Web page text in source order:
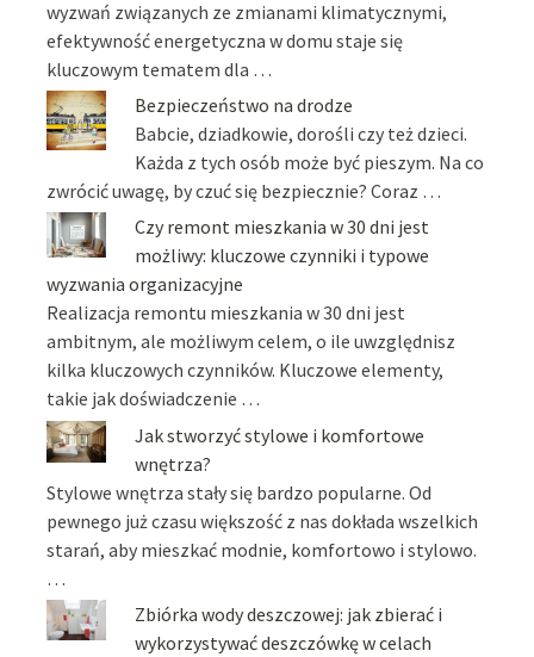
wyzwań związanych ze zmianami klimatycznymi,
efektywność energetyczna w domu staje się
kluczowym tematem dla …
Bezpieczeństwo na drodze
Babcie, dziadkowie, dorośli czy też dzieci.
Każda z tych osób może być pieszym. Na co
zwrócić uwagę, by czuć się bezpiecznie? Coraz …
Czy remont mieszkania w 30 dni jest
możliwy: kluczowe czynniki i typowe
wyzwania organizacyjne
Realizacja remontu mieszkania w 30 dni jest
ambitnym, ale możliwym celem, o ile uwzględnisz
kilka kluczowych czynników. Kluczowe elementy,
takie jak doświadczenie …
Jak stworzyć stylowe i komfortowe
wnętrza?
Stylowe wnętrza stały się bardzo popularne. Od
pewnego już czasu większość z nas dokłada wszelkich
starań, aby mieszkać modnie, komfortowo i stylowo.
…
Zbiórka wody deszczowej: jak zbierać i
wykorzystywać deszczówkę w celach